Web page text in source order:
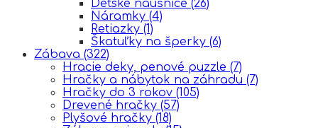
Detské náušnice (26)
Náramky (4)
Retiazky (1)
Škatuľky na šperky (6)
Zábava (322)
Hracie deky, penové puzzle (7)
Hračky a nábytok na záhradu (7)
Hračky do 3 rokov (105)
Drevené hračky (57)
Plyšové hračky (18)